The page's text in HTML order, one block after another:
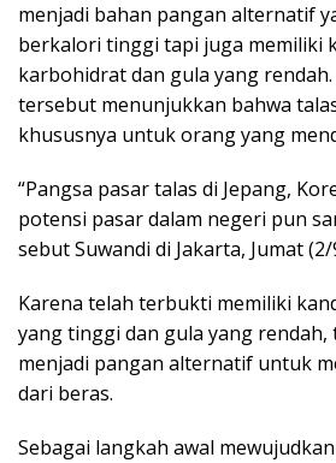
menjadi bahan pangan alternatif
berkalori tinggi tapi juga memiliki
karbohidrat dan gula yang
tersebut menunjukkan bahwa
khususnya untuk orang yang
“Pangsa pasar talas di Jepang,
potensi pasar dalam negeri pun
sebut Suwandi di Jakarta, Jumat
Karena telah terbukti memiliki
yang tinggi dan gula yang rendah,
menjadi pangan alternatif untuk
dari beras.
Sebagai langkah awal